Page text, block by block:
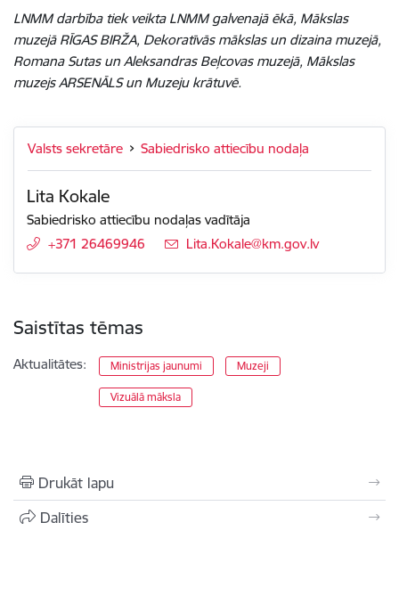
LNMM darbība tiek veikta LNMM galvenajā ēkā, Mākslas
muzejā RĪGAS BIRŽA, Dekoratīvās mākslas un dizaina muzejā,
Romana Sutas un Aleksandras Beļcovas muzejā, Mākslas
muzejs ARSENĀLS un Muzeju krātuvē.
Valsts sekretāre Sabiedrisko attiecību nodaļa
Lita Kokale
Sabiedrisko attiecību nodaļas vadītāja
+371 26469946
E-pasts:
Lita.Kokale@km.gov.lv
Saistītas tēmas
Aktualitātes: Ministrijas jaunumi Muzeji
Vizuālā māksla
Drukāt lapu
Dalīties